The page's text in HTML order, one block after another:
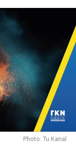
Photo: Tu Kanal